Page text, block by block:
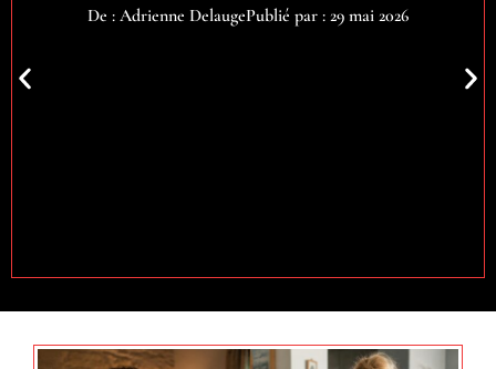
De : Adrienne DelaugePublié par : 29 mai 2026